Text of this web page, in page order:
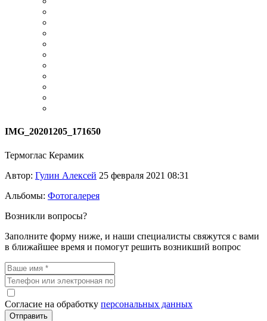
IMG_20201205_171650
Термоглас Керамик
Автор: Гулин Алексей 25 февраля 2021 08:31
Альбомы: Фотогалерея
Возникли вопросы?
Заполните форму ниже, и наши специалисты свяжутся с вами
в ближайшее время и помогут решить возникший вопрос
Согласие на обработку персональных данных
Отправить